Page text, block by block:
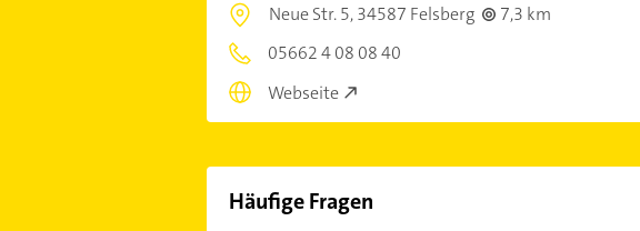
Neue Str. 5,34587 Felsberg
7,3 km
05662 4 08 08 40
Webseite
Häufige Fragen